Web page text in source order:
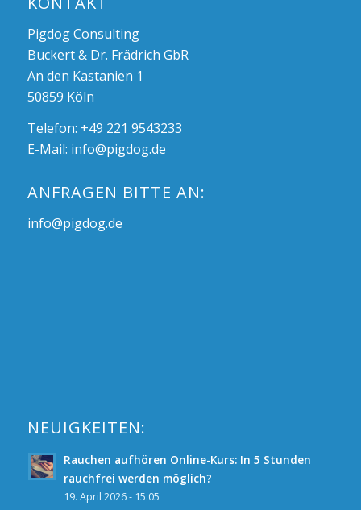
Pigdog Consulting
Buckert & Dr. Frädrich GbR
An den Kastanien 1
50859 Köln
Telefon: +49 221 9543233
E-Mail: info@pigdog.de
ANFRAGEN BITTE AN:
info@pigdog.de
NEUIGKEITEN:
Rauchen aufhören Online-Kurs: In 5 Stunden
rauchfrei werden möglich?
19. April 2026 - 15:05